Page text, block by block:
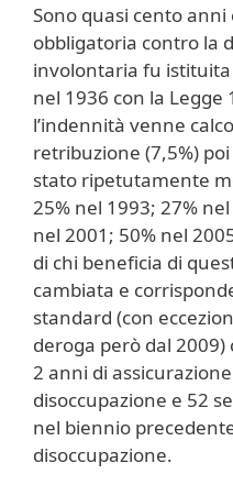
Sono quasi cento anni
obbligatoria contro la
involontaria fu
nel 1936 con la Legge
l’indennità venne
retribuzione (7,5%)
stato ripetutamente
25% nel 1993; 27%
nel 2001; 50% nel
di chi beneficia di
cambiata e
standard (con
deroga però dal
2 anni di
disoccupazione e 52
nel biennio
disoccupazione.